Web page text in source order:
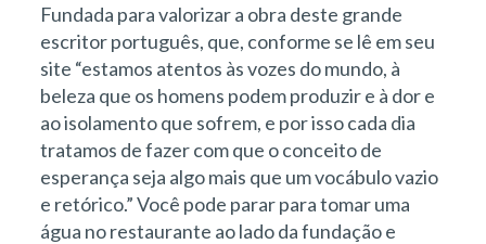
Fundada para valorizar a obra deste grande
escritor português, que, conforme se lê em seu
site “estamos atentos às vozes do mundo, à
beleza que os homens podem produzir e à dor e
ao isolamento que sofrem, e por isso cada dia
tratamos de fazer com que o conceito de
esperança seja algo mais que um vocábulo vazio
e retórico.” Você pode parar para tomar uma
água no restaurante ao lado da fundação e